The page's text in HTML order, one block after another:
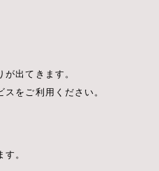
出てきます。
スをご利用ください。
。